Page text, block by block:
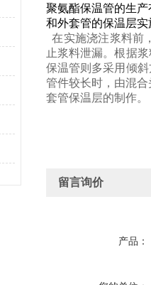
聚氨酯保温管的生
和外套管的保温层实
在实施浇注浆料前
止浆料泄漏。根据
保温管则多采用倾
管件较长时，由混
套管保温层的制作。
留言询价
产品：